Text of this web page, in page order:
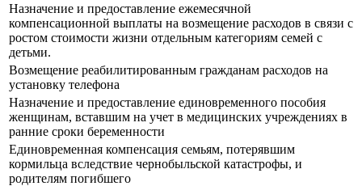
Назначение и предоставление ежемесячной
компенсационной выплаты на возмещение расходов в связи с
ростом стоимости жизни отдельным категориям семей с
детьми.
Возмещение реабилитированным гражданам расходов на
установку телефона
Назначение и предоставление единовременного пособия
женщинам, вставшим на учет в медицинских учреждениях в
ранние сроки беременности
Единовременная компенсация семьям, потерявшим
кормильца вследствие чернобыльской катастрофы, и
родителям погибшего